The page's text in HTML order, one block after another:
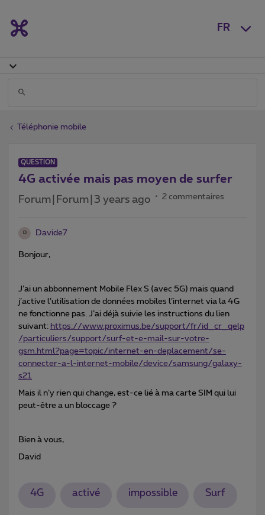
FR
Téléphonie mobile
QUESTION
4G activée mais pas moyen de surfer
Forum|Forum|3 years ago 2 commentaires
D Davide7
Bonjour,
J’ai un abbonnement Mobile Flex S (avec 5G) mais quand
j’active l’utilisation de données mobiles l’internet via la 4G
ne fonctionne pas. J’ai déjà suivie les instructions du lien
suivant: https://www.proximus.be/support/fr/id_cr_qelp
/particuliers/support/surf-et-e-mail-sur-votre-
gsm.html?page=topic/internet-en-deplacement/se-
connecter-a-l-internet-mobile/device/samsung/galaxy-
s21
Mais il n’y rien qui change, est-ce lié à ma carte SIM qui lui
peut-être a un bloccage ?
Bien à vous,
David
4G activé impossible Surf